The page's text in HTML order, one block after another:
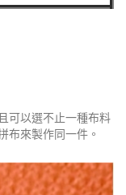
可以選不止一種布料
布來製作同一件。